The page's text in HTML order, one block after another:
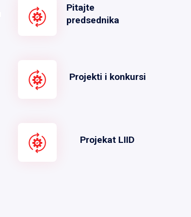
Pitajte
predsednika
Projekti i konkursi
Projekat LIID